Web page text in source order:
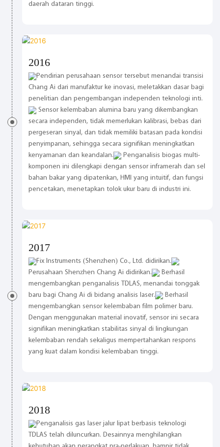
daerah dataran tinggi.
2016
Pendirian perusahaan sensor tersebut menandai transisi
Chang Ai dari manufaktur ke inovasi, meletakkan dasar bagi
penelitian dan pengembangan independen teknologi inti.
Sensor kelembaban alumina baru yang dikembangkan
secara independen, tidak memerlukan kalibrasi, bebas dari
pergeseran sinyal, dan tidak memiliki batasan pada kondisi
penyimpanan, sehingga secara signifikan meningkatkan
kenyamanan dan keandalan.
Penganalisis biogas multi-
komponen ini dilengkapi dengan sensor inframerah dan sel
bahan bakar yang dipatenkan, HMI yang intuitif, dan fungsi
pencetakan, menetapkan tolok ukur baru di industri ini.
2017
Fix Instruments (Shenzhen) Co., Ltd. didirikan.
Perusahaan Shenzhen Chang Ai didirikan.
Berhasil
mengembangkan penganalisis TDLAS, menandai tonggak
baru bagi Chang Ai di bidang analisis laser.
Berhasil
mengembangkan sensor kelembaban film polimer baru.
Dengan menggunakan material inovatif, sensor ini secara
signifikan meningkatkan stabilitas sinyal di lingkungan
kelembaban rendah sekaligus mempertahankan respons
yang kuat dalam kondisi kelembaban tinggi.
2018
Penganalisis gas laser jalur lipat berbasis teknologi
TDLAS telah diluncurkan. Desainnya menghilangkan